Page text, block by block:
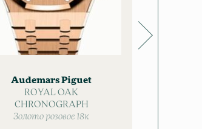
Audemars Piguet
ROYAL OAK
CHRONOGRAPH
Золото розовое 18к